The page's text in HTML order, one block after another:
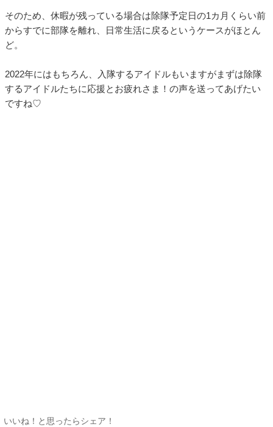
そのため、休暇が残っている場合は除隊予定日の1カ月くらい前
からすでに部隊を離れ、日常生活に戻るというケースがほとん
ど。
2022年にはもちろん、入隊するアイドルもいますがまずは除隊
するアイドルたちに応援とお疲れさま！の声を送ってあげたい
ですね♡
いいね！と思ったらシェア！